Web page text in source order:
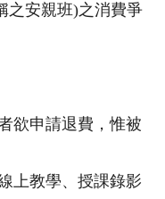
之安親班)之消費爭
欲申請退費，惟被
上教學、授課錄影